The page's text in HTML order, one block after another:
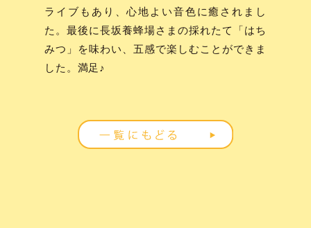
ライブもあり、心地よい音色に癒されまし
た。最後に長坂養蜂場さまの採れたて「はち
みつ」を味わい、五感で楽しむことができま
した。満足♪